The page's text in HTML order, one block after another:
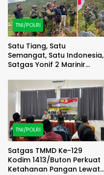
TNI/POLRI
Satu Tiang, Satu
Semangat, Satu Indonesia,
Satgas Yonif 2 Marinir
Kibarkan Merah Putih
TNI/POLRI
Satgas TMMD Ke-129
Kodim 1413/Buton Perkuat
Ketahanan Pangan Lewat